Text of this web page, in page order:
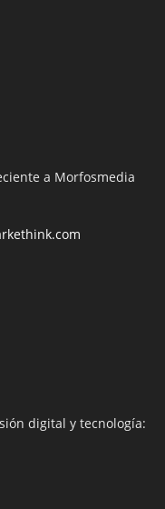
a Morfosmedia
digital y tecnología: